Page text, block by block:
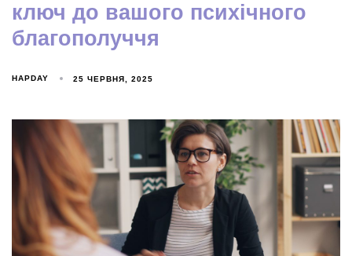
ключ до вашого психічного
благополуччя
HAPDAY 25 ЧЕРВНЯ, 2025